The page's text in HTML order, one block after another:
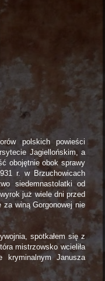
polskich powieści
Jagiellońskim, a
obojętnie obok sprawy
r. w Brzuchowicach
siedemnastolatki od
już wiele dni przed
za winą Gorgonowej nie
spotkałem się z
mistrzowsko wcieliła
kryminalnym Janusza